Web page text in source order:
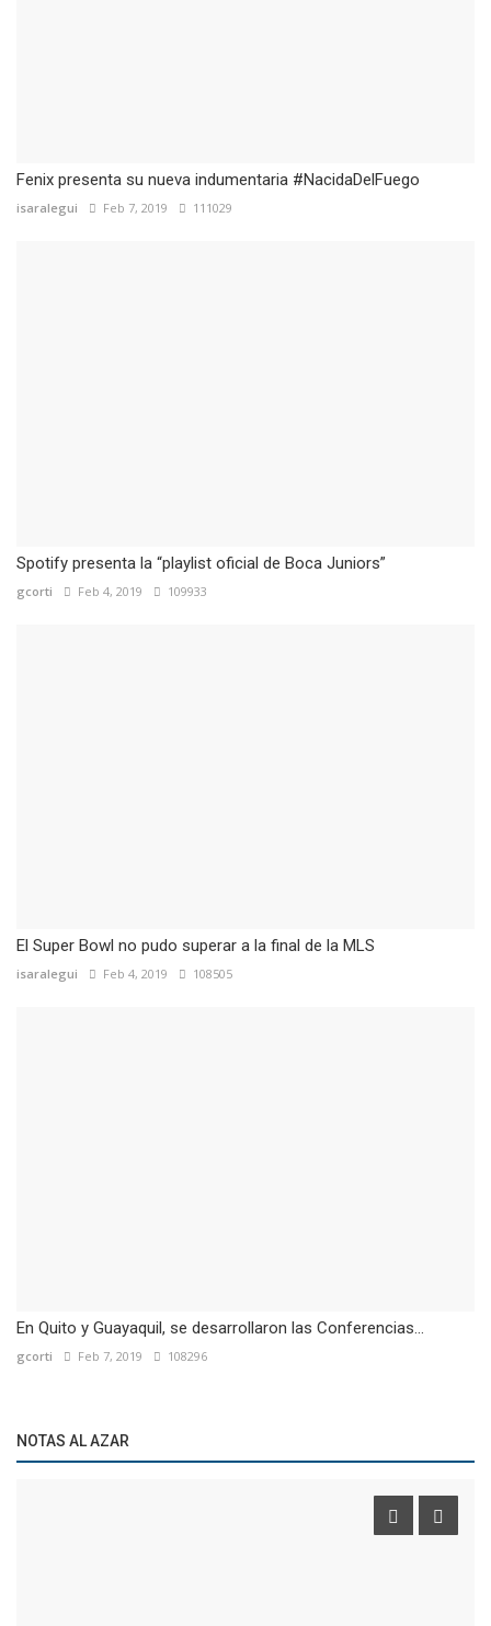
Fenix presenta su nueva indumentaria #NacidaDelFuego
isaralegui Feb 7, 2019 111029
Spotify presenta la “playlist oficial de Boca Juniors”
gcorti Feb 4, 2019 109933
El Super Bowl no pudo superar a la final de la MLS
isaralegui Feb 4, 2019 108505
En Quito y Guayaquil, se desarrollaron las Conferencias...
gcorti Feb 7, 2019 108296
NOTAS AL AZAR